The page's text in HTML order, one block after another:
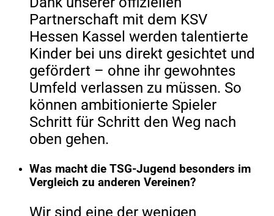
Partnerschaft mit dem KSV
Hessen Kassel werden talentierte
Kinder bei uns direkt gesichtet und
gefördert – ohne ihr gewohntes
Umfeld verlassen zu müssen. So
können ambitionierte Spieler
Schritt für Schritt den Weg nach
oben gehen.
Was macht die TSG-Jugend besonders im
Vergleich zu anderen Vereinen?
Wir sind eine der wenigen